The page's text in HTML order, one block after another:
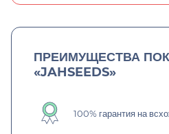
ПРЕИМУЩЕСТВА
«JAHSEEDS»
100% гарантия на